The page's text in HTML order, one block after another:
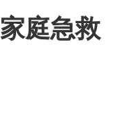
庭急救